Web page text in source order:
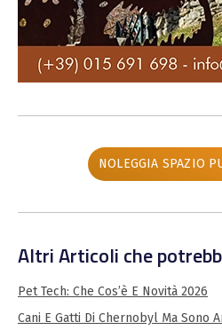
NOLEGGIA SPAZIO
Altri Articoli che
Pet Tech: Che Cos’è E Novità 2026
Cani E Gatti Di Chernobyl Ma Sono